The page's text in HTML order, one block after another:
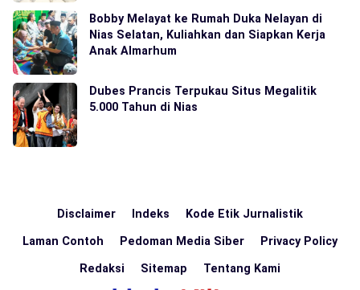
Bobby Melayat ke Rumah Duka Nelayan di
Nias Selatan, Kuliahkan dan Siapkan Kerja
Anak Almarhum
Dubes Prancis Terpukau Situs Megalitik
5.000 Tahun di Nias
Disclaimer Indeks Kode Etik Jurnalistik
Laman Contoh Pedoman Media Siber Privacy Policy
Redaksi Sitemap Tentang Kami